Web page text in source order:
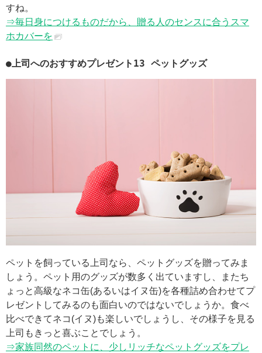
すね。
⇒毎日身につけるものだから、贈る人のセンスに合うスマ
ホカバーを
●上司へのおすすめプレゼント13 ペットグッズ
ペットを飼っている上司なら、ペットグッズを贈ってみま
しょう。ペット用のグッズが数多く出ていますし、またち
ょっと高級なネコ缶(あるいはイヌ缶)を各種詰め合わせてプ
レゼントしてみるのも面白いのではないでしょうか。食べ
比べできてネコ(イヌ)も楽しいでしょうし、その様子を見る
上司もきっと喜ぶことでしょう。
⇒家族同然のペットに、少しリッチなペットグッズをプレ